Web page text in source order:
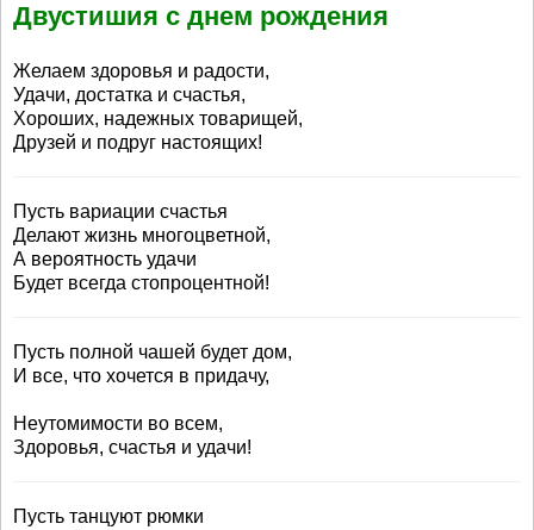
Двустишия с днем рождения
Желаем здоровья и радости,
Удачи, достатка и счастья,
Хороших, надежных товарищей,
Друзей и подруг настоящих!
Пусть вариации счастья
Делают жизнь многоцветной,
А вероятность удачи
Будет всегда стопроцентной!
Пусть полной чашей будет дом,
И все, что хочется в придачу,
Неутомимости во всем,
Здоровья, счастья и удачи!
Пусть танцуют рюмки